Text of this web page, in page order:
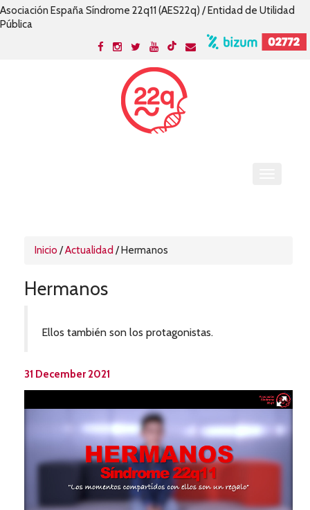
Asociación España Síndrome 22q11 (AES22q) / Entidad de Utilidad
Pública
Inicio /Actualidad /Hermanos
Hermanos
Ellos también son los protagonistas.
31 December 2021